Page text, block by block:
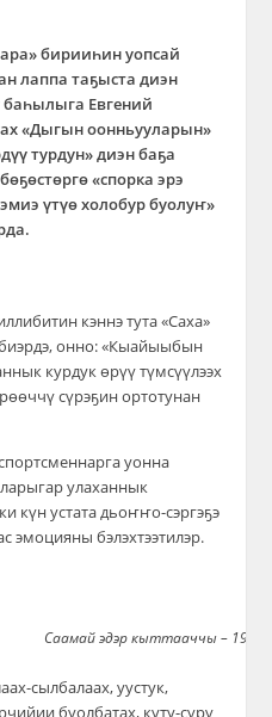
бирииһин уопсай
лаппа таҕыста диэн
баһылыга Евгений
«Дыгын оонньууларын»
турдун» диэн баҕа
«спорка эрэ
үтүө холобур буолуҥ»
кэннэ тута «Саха»
онно: «Кыайыыбын
курдук өрүү түмсүүлээх
сүрэҕин ортотунан
уонна
улаханнык
күн устата дьоҥҥо-сэргэҕэ
эмоцияны бэлэхтээтилэр.
Саамай эдэр кыттааччы – 19
сылбалаах, уустук,
буолбатах, куту-сүрү